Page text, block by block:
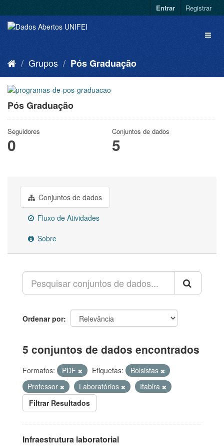
Entrar Registrar
Grupos Pós Graduação
Pós Graduação
Seguidores
0
Conjuntos de dados
5
Conjuntos de dados
Fluxo de Atividades
Sobre
Ordenar por
5 conjuntos de dados encontrados
Formatos: PDF Etiquetas:
Bolsistas
Professor
Laboratórios
Itabira
Filtrar Resultados
Infraestrutura laboratorial